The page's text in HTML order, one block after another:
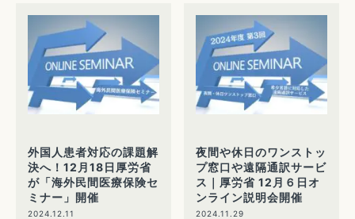
外国人患者対応の課題解
決へ！12月18日厚労省
が「海外民間医療保険セ
ミナー」開催
2024.12.11
夜間や休日のワンストッ
プ窓口や遠隔通訳サービ
ス｜厚労省 12月６日オ
ンライン説明会開催
2024.11.29